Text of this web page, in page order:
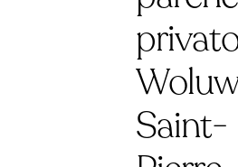
Saint-